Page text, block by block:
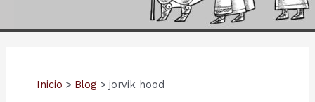
Inicio Blog jorvik hood